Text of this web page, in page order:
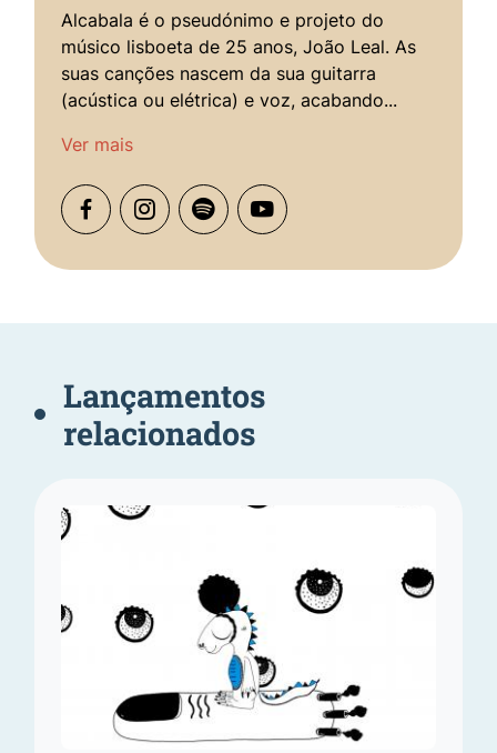
Alcabala é o pseudónimo e projeto do
músico lisboeta de 25 anos, João Leal. As
suas canções nascem da sua guitarra
(acústica ou elétrica) e voz, acabando...
Ver mais
Lançamentos
relacionados